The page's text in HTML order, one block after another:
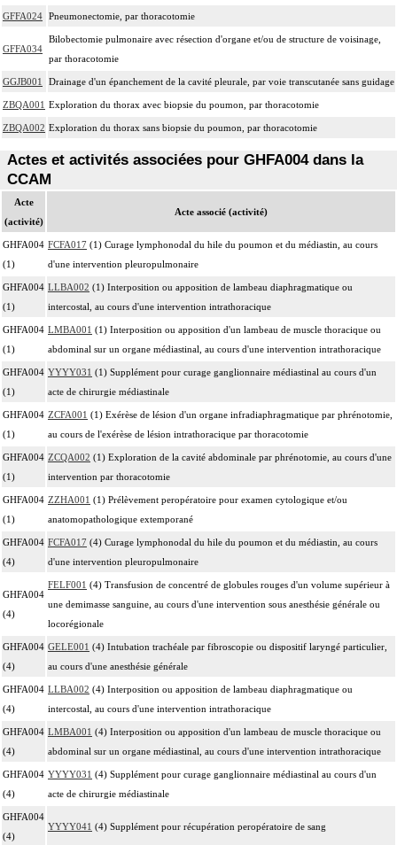
GFFA024 Pneumonectomie, par thoracotomie
GFFA034
Bilobectomie pulmonaire avec résection d'organe et/ou de structure de voisinage,
par thoracotomie
GGJB001 Drainage d'un épanchement de la cavité pleurale, par voie transcutanée sans guidage
ZBQA001 Exploration du thorax avec biopsie du poumon, par thoracotomie
ZBQA002 Exploration du thorax sans biopsie du poumon, par thoracotomie
Actes et activités associées pour GHFA004 dans la
CCAM
Acte
(activité)
Acte associé (activité)
GHFA004
(1)
FCFA017 (1) Curage lymphonodal du hile du poumon et du médiastin, au cours
d'une intervention pleuropulmonaire
GHFA004
(1)
LLBA002 (1) Interposition ou apposition de lambeau diaphragmatique ou
intercostal, au cours d'une intervention intrathoracique
GHFA004
(1)
LMBA001 (1) Interposition ou apposition d'un lambeau de muscle thoracique ou
abdominal sur un organe médiastinal, au cours d'une intervention intrathoracique
GHFA004
(1)
YYYY031 (1) Supplément pour curage ganglionnaire médiastinal au cours d'un
acte de chirurgie médiastinale
GHFA004
(1)
ZCFA001 (1) Exérèse de lésion d'un organe infradiaphragmatique par phrénotomie,
au cours de l'exérèse de lésion intrathoracique par thoracotomie
GHFA004
(1)
ZCQA002 (1) Exploration de la cavité abdominale par phrénotomie, au cours d'une
intervention par thoracotomie
GHFA004
(1)
ZZHA001 (1) Prélèvement peropératoire pour examen cytologique et/ou
anatomopathologique extemporané
GHFA004
(4)
FCFA017 (4) Curage lymphonodal du hile du poumon et du médiastin, au cours
d'une intervention pleuropulmonaire
GHFA004
(4)
FELF001 (4) Transfusion de concentré de globules rouges d'un volume supérieur à
une demimasse sanguine, au cours d'une intervention sous anesthésie générale ou
locorégionale
GHFA004
(4)
GELE001 (4) Intubation trachéale par fibroscopie ou dispositif laryngé particulier,
au cours d'une anesthésie générale
GHFA004
(4)
LLBA002 (4) Interposition ou apposition de lambeau diaphragmatique ou
intercostal, au cours d'une intervention intrathoracique
GHFA004
(4)
LMBA001 (4) Interposition ou apposition d'un lambeau de muscle thoracique ou
abdominal sur un organe médiastinal, au cours d'une intervention intrathoracique
GHFA004
(4)
YYYY031 (4) Supplément pour curage ganglionnaire médiastinal au cours d'un
acte de chirurgie médiastinale
GHFA004
(4)
YYYY041 (4) Supplément pour récupération peropératoire de sang